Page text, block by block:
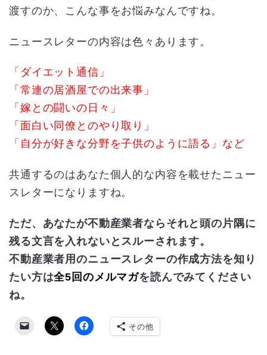
渡すのか、こんな事をお悩みなんですね。
ニュースレターの内容は色々あります。
「ダイエット通信」
「常連の居酒屋での出来事」
「嫁との闘いの日々」
「面白い同僚とのやり取り」
「自分が好きな分野を子供のように語る」など
共通するのはあなた個人的な内容を載せたニュー
スレターになりますね。
ただ、あなたが不動産業者ならそれと頭の片隅に
残る文言を入れないとスルーされます。
不動産業者用のニュースレターの作成方法を知り
たい方は全5回のメルマガを読んでみてください
ね。
その他